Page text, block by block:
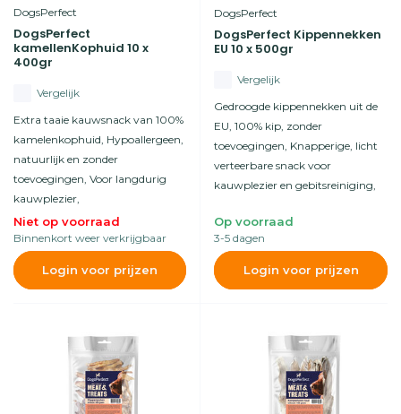
DogsPerfect
DogsPerfect
kamellenKophuid 10 x
400gr
Vergelijk
Extra taaie kauwsnack van 100%
kamelenkophuid, Hypoallergeen,
natuurlijk en zonder
toevoegingen, Voor langdurig
kauwplezier,
Niet op voorraad
Binnenkort weer verkrijgbaar
Login voor prijzen
DogsPerfect
DogsPerfect Kippennekken
EU 10 x 500gr
Vergelijk
Gedroogde kippennekken uit de
EU, 100% kip, zonder
toevoegingen, Knapperige, licht
verteerbare snack voor
kauwplezier en gebitsreiniging,
Op voorraad
3-5 dagen
Login voor prijzen